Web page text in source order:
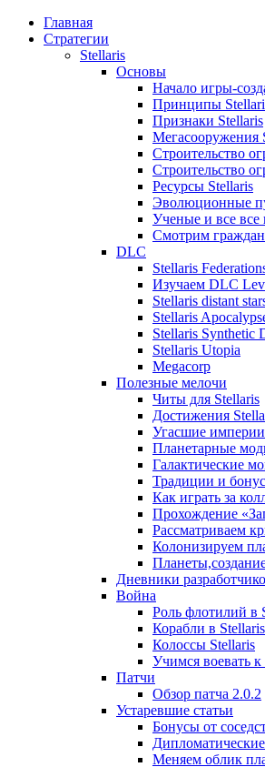
Главная
Стратегии
Stellaris
Основы
Начало игры-
Принципы
Признаки Stellaris
Мегасооружения
Строительство
Строительство
Ресурсы Stellaris
Эволюционные
Ученые и все все
Смотрим
DLC
Stellaris
Изучаем DLC
Stellaris distant
Stellaris
Stellaris Synthetic
Stellaris Utopia
Megacorp
Полезные мелочи
Читы для Stellaris
Достижения
Угасшие империи
Планетарные
Галактические
Традиции и
Как играть за
Прохождение
Рассматриваем
Колонизируем
Дневники
Война
Роль флотилий в
Корабли в Stellaris
Колоссы Stellaris
Учимся воевать к
Патчи
Обзор патча 2.0.2
Устаревшие статьи
Бонусы от
Меняем облик